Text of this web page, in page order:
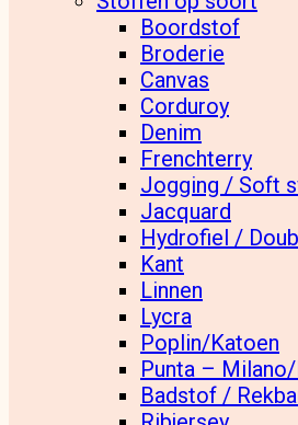
Boordstof
Broderie
Canvas
Corduroy
Denim
Frenchterry
Jogging / Soft
Jacquard
Hydrofiel /
Kant
Linnen
Lycra
Poplin/Katoen
Punta –
Badstof /